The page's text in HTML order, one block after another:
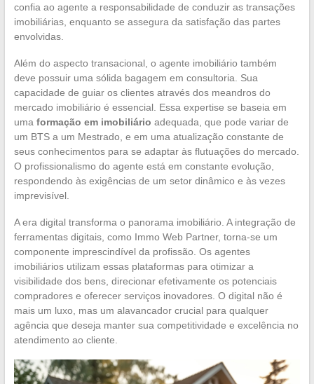
confia ao agente a responsabilidade de conduzir as transações
imobiliárias, enquanto se assegura da satisfação das partes
envolvidas.
Além do aspecto transacional, o agente imobiliário também
deve possuir uma sólida bagagem em consultoria. Sua
capacidade de guiar os clientes através dos meandros do
mercado imobiliário é essencial. Essa expertise se baseia em
uma formação em imobiliário adequada, que pode variar de
um BTS a um Mestrado, e em uma atualização constante de
seus conhecimentos para se adaptar às flutuações do mercado.
O profissionalismo do agente está em constante evolução,
respondendo às exigências de um setor dinâmico e às vezes
imprevisível.
A era digital transforma o panorama imobiliário. A integração de
ferramentas digitais, como Immo Web Partner, torna-se um
componente imprescindível da profissão. Os agentes
imobiliários utilizam essas plataformas para otimizar a
visibilidade dos bens, direcionar efetivamente os potenciais
compradores e oferecer serviços inovadores. O digital não é
mais um luxo, mas um alavancador crucial para qualquer
agência que deseja manter sua competitividade e excelência no
atendimento ao cliente.